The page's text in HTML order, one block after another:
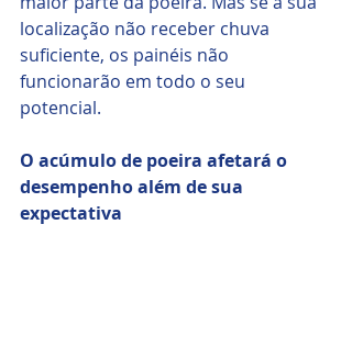
localização não receber chuva
suficiente, os painéis não
funcionarão em todo o seu
potencial.
O acúmulo de poeira afetará o
desempenho além de sua
expectativa